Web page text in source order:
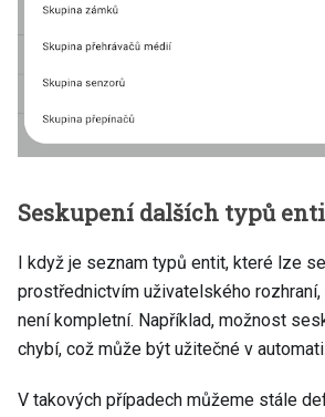
Seskupení dalších typů
I když je seznam typů entit, které lze
prostřednictvím uživatelského rozhraní,
není kompletní. Například, možnost
chybí, což může být užitečné v
V takových případech můžeme stále